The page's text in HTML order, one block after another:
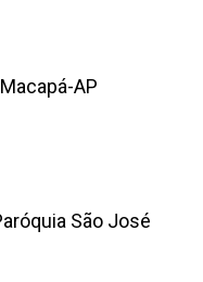
AP
São José